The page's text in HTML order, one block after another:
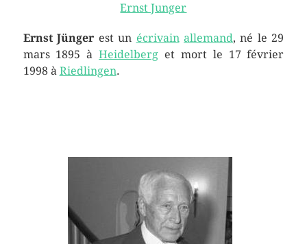
Ernst Junger
Ernst Jünger est un écrivain allemand, né le 29
mars 1895 àHeidelberg et mort le 17 février
1998à Riedlingen.